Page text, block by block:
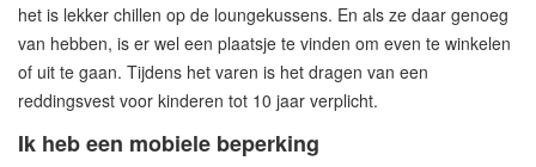
het is lekker chillen op de loungekussens. En als ze daar genoeg
van hebben, is er wel een plaatsje te vinden om even te winkelen
of uit te gaan. Tijdens het varen is het dragen van een
reddingsvest voor kinderen tot 10 jaar verplicht.
Ik heb een mobiele beperking